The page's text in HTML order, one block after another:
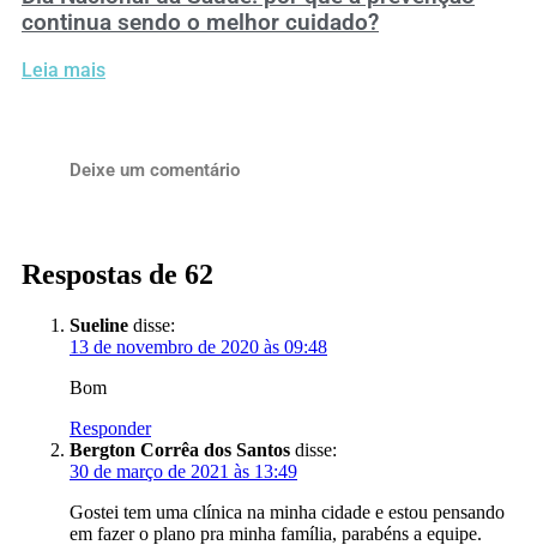
continua sendo o melhor cuidado?
Leia mais
Deixe um comentário
Respostas de 62
Sueline disse:
13 de novembro de 2020 às 09:48
Bom
Responder
Bergton Corrêa dos Santos disse:
30 de março de 2021 às 13:49
Gostei tem uma clínica na minha cidade e estou pensando
em fazer o plano pra minha família, parabéns a equipe.